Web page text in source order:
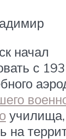
начал
с
училища,
на